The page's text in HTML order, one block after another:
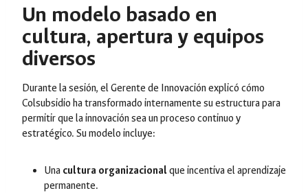
Un modelo basado en
cultura, apertura y equipos
diversos
Durante la sesión, el Gerente de Innovación explicó cómo
Colsubsidio ha transformado internamente su estructura para
permitir que la innovación sea un proceso continuo y
estratégico. Su modelo incluye:
Una cultura organizacional que incentiva el aprendizaje
permanente.